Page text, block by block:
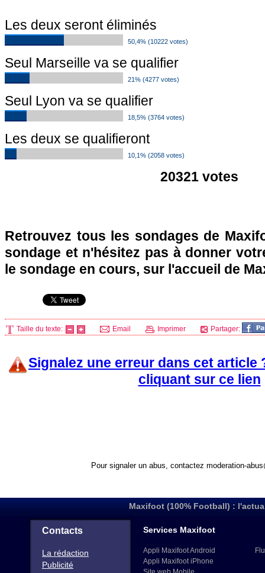
Les deux seront éliminés
50,4% (10222 votes)
Seul Marseille va se qualifier
21% (4277 votes)
Seul Lyon va se qualifier
18,5% (3764 votes)
Les deux se qualifieront
10,1% (2058 votes)
20321 votes
Retrouvez tous les sondages de
sondage et n'hésitez pas à donner
le sondage en cours, sur l'accueil de
Taille du texte: Email Imprimer Partager:
Signalez une erreur dans cet article
cliquant sur ce lien
Pour signaler un abus, contactez moderation-
Maxifoot (100% Football) :
Contacts
La rédaction
Publicité
Services Maxifoot
Appli Maxifoot Android
Appli Maxifoot iPhone